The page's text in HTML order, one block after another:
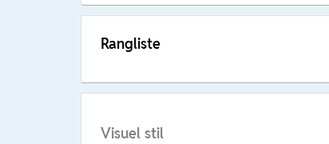
Rangliste
Visuel stil